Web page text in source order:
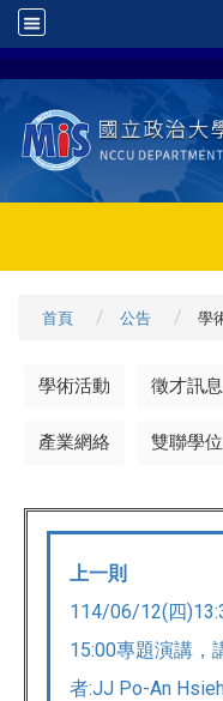
首頁 公告 學
學術活動 徵才訊息
產業網絡 雙聯學位
上一則
114/06/12(四
15:00專題演講，
者:JJ Po-An